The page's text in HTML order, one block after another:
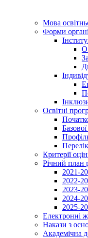
Мова
Форми
Освітні
Критерії
Річний план
2021-
2022-
2023-
2024-
2025-
Електронні
Накази з
Академічна